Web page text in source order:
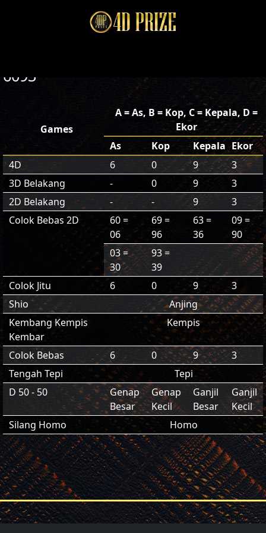
6093
Games
A = As, B = Kop, C = Kepala, D =
Ekor
As
Kop Kepala Ekor
4D
6 0 9
3
3D Belakang
- 0 9
3
2D Belakang
- - 9
3
Colok Bebas 2D
60 =
06
69 =
96
63 =
36
09 =
90
03 =
30
93 =
39
Colok Jitu
6 0 9
3
Shio
Anjing
Kembang Kempis
Kembar
Kempis
Colok Bebas 6 0 9
3
Tengah Tepi
Tepi
D 50 - 50
Genap
Besar
Genap
Kecil
Ganjil
Besar
Ganjil
Kecil
Silang Homo
Homo